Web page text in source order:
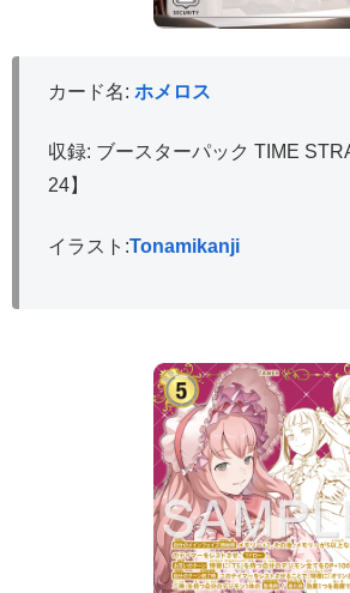
カード名: ホメロス
収録: ブースターパック TIME
24】
イラスト:Tonamikanji